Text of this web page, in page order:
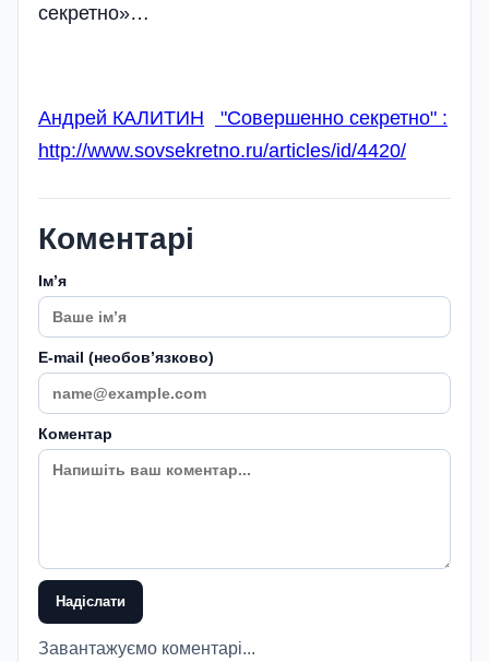
секретно»…
Андрей КАЛИТИН
"Совершенно секретно" :
http://www.sovsekretno.ru/articles/id/4420/
Коментарі
Імʼя
E-mail (необовʼязково)
Коментар
Надіслати
Завантажуємо коментарі...